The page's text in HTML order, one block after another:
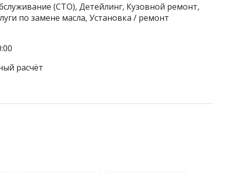
(СТО), Детейлинг, Кузовной ремонт,
по замене масла, Установка / ремонт
расчёт